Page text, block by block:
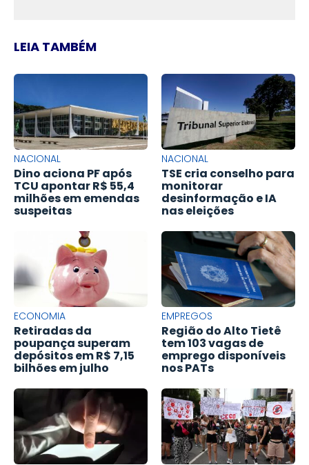
LEIA TAMBÉM
NACIONAL
Dino aciona PF após
TCU apontar R$ 55,4
milhões em emendas
suspeitas
NACIONAL
TSE cria conselho para
monitorar
desinformação e IA
nas eleições
ECONOMIA
Retiradas da
poupança superam
depósitos em R$ 7,15
bilhões em julho
EMPREGOS
Região do Alto Tietê
tem 103 vagas de
emprego disponíveis
nos PATs